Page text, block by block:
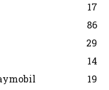
17
86
29
14
19